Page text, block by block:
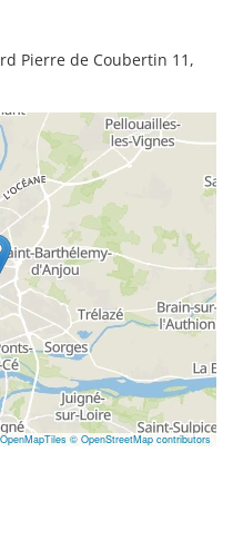
Pierre de Coubertin 11,
© OpenStreetMap contributors